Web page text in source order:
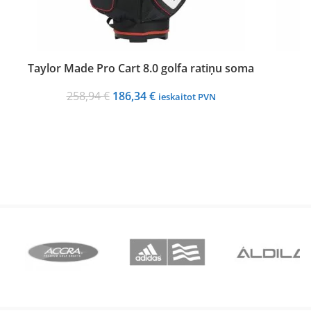
Taylor Made Pro Cart 8.0 golfa ratiņu soma
258,94€ Original
186,34€Current
ieskaitot PVN